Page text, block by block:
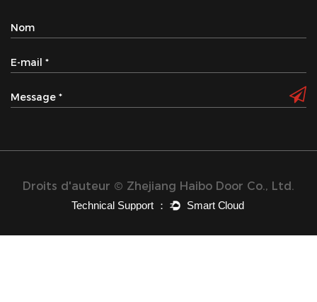
Droits d'auteur © Zhejiang Haibo Door Co., Ltd.